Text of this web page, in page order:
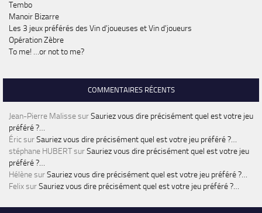
Tembo
Manoir Bizarre
Les 3 jeux préférés des Vin d’joueuses et Vin d’joueurs
Opération Zèbre
To me! …or not to me?
COMMENTAIRES RÉCENTS
Jean-Pierre MalissesurSauriez vous dire précisément quel est votre jeu
préféré ?…
ÉricsurSauriez vous dire précisément quel est votre jeu préféré ?…
stéphane HUBERTsurSauriez vous dire précisément quel est votre jeu
préféré ?…
HélènesurSauriez vous dire précisément quel est votre jeu préféré ?…
FelixsurSauriez vous dire précisément quel est votre jeu préféré ?…